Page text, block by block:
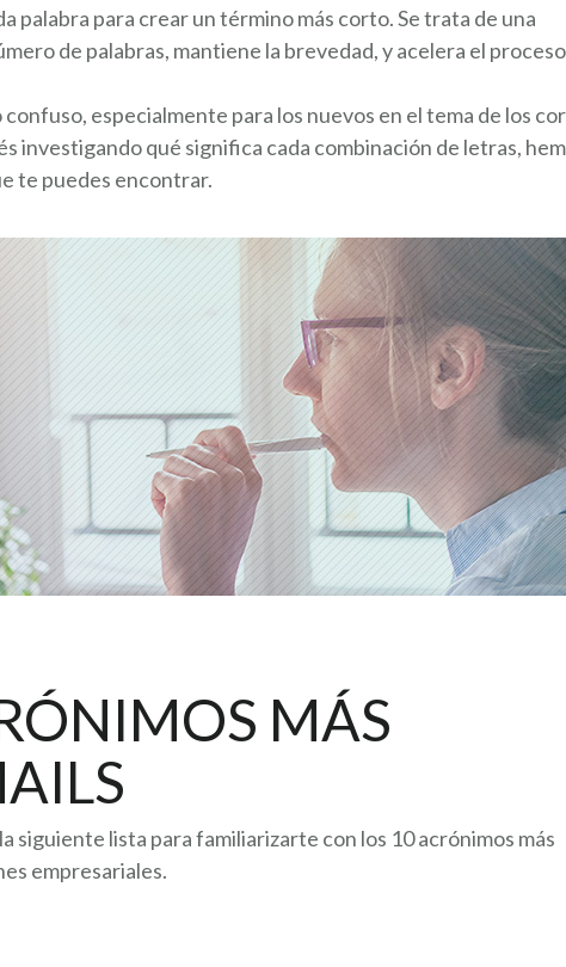
palabra para crear un término más corto. Se trata de una
de palabras, mantiene la brevedad, y acelera el
especialmente para los nuevos en el tema de los
investigando qué significa cada combinación de letras,
te puedes encontrar.
MÁS
siguiente lista para familiarizarte con los 10 acrónimos más
empresariales.